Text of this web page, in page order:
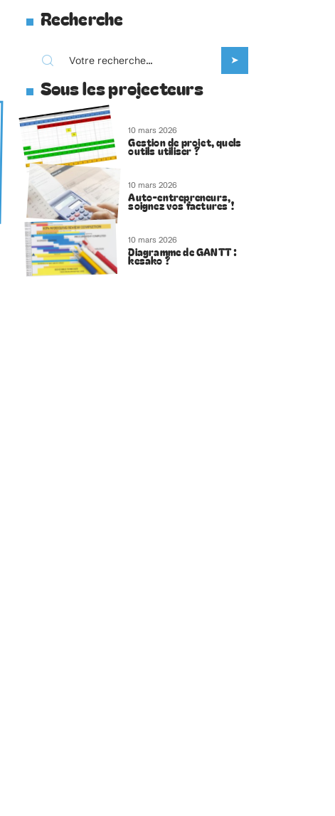
Recherche
Sous les projecteurs
10 mars 2026
Gestion de projet, quels
outils utiliser ?
10 mars 2026
Auto-entrepreneurs,
soignez vos factures !
10 mars 2026
Diagramme de GANTT :
kesako ?